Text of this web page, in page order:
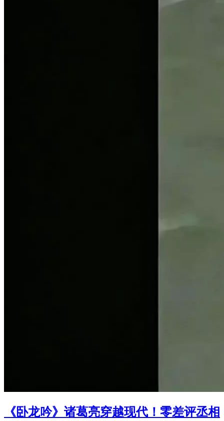
《卧龙吟》诸葛亮穿越现代！零差评丞相